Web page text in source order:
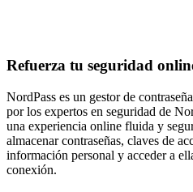
Refuerza tu seguridad
NordPass es un gestor de
por los expertos en seguridad de
una experiencia online fluida y
almacenar contraseñas, claves de
información personal y acceder a
conexión.